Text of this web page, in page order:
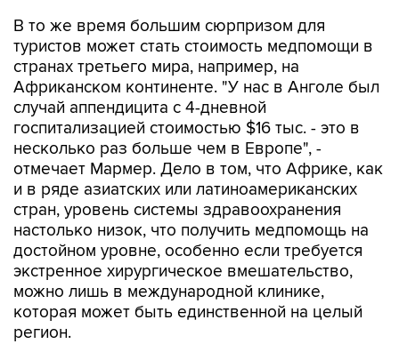
В то же время большим сюрпризом для
туристов может стать стоимость медпомощи в
странах третьего мира, например, на
Африканском континенте. "У нас в Анголе был
случай аппендицита с 4-дневной
госпитализацией стоимостью $16 тыс. - это в
несколько раз больше чем в Европе", -
отмечает Мармер. Дело в том, что Африке, как
и в ряде азиатских или латиноамериканских
стран, уровень системы здравоохранения
настолько низок, что получить медпомощь на
достойном уровне, особенно если требуется
экстренное хирургическое вмешательство,
можно лишь в международной клинике,
которая может быть единственной на целый
регион.